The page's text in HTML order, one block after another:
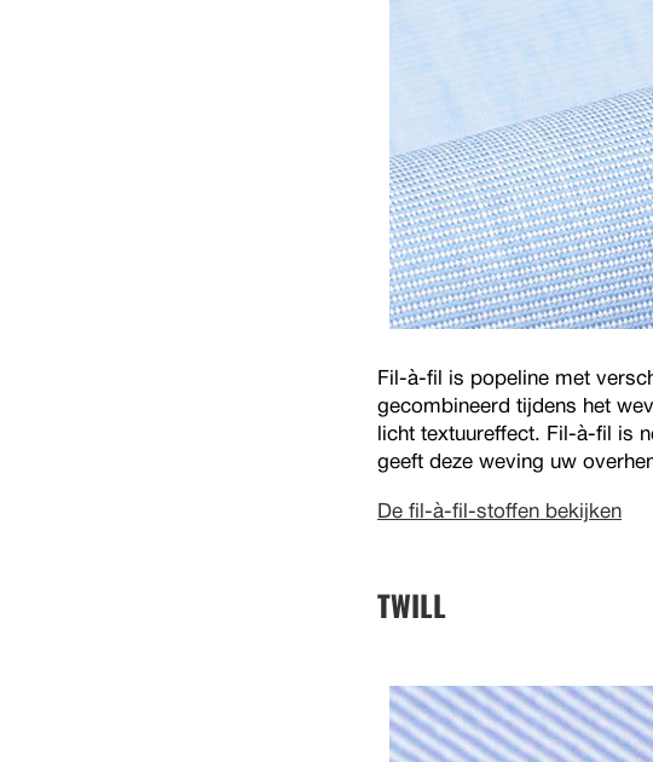
Fil-à-fil is popeline met
gecombineerd tijdens het
licht textuureffect. Fil-à-fil is
geeft deze weving uw
De fil-à-fil-stoffen bekijken
TWILL